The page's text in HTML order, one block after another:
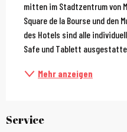
mitten im Stadtzentrum von
Square de la Bourse und den
des Hotels sind alle
Safe und Tablett
Mehr anzeigen
Service